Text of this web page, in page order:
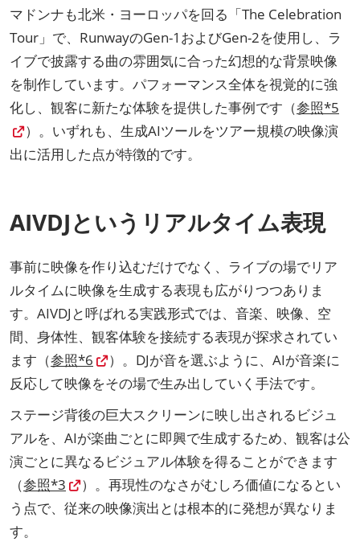
マドンナも北米・ヨーロッパを回る「The Celebration
Tour」で、RunwayのGen-1およびGen-2を使用し、ラ
イブで披露する曲の雰囲気に合った幻想的な背景映像
を制作しています。パフォーマンス全体を視覚的に強
化し、観客に新たな体験を提供した事例です（参照*5
）。いずれも、生成AIツールをツアー規模の映像演
出に活用した点が特徴的です。
AIVDJというリアルタイム表現
事前に映像を作り込むだけでなく、ライブの場でリア
ルタイムに映像を生成する表現も広がりつつありま
す。AIVDJと呼ばれる実践形式では、音楽、映像、空
間、身体性、観客体験を接続する表現が探求されてい
ます（参照*6
）。DJが音を選ぶように、AIが音楽に
反応して映像をその場で生み出していく手法です。
ステージ背後の巨大スクリーンに映し出されるビジュ
アルを、AIが楽曲ごとに即興で生成するため、観客は公
演ごとに異なるビジュアル体験を得ることができます
（参照*3
）。再現性のなさがむしろ価値になるとい
う点で、従来の映像演出とは根本的に発想が異なりま
す。